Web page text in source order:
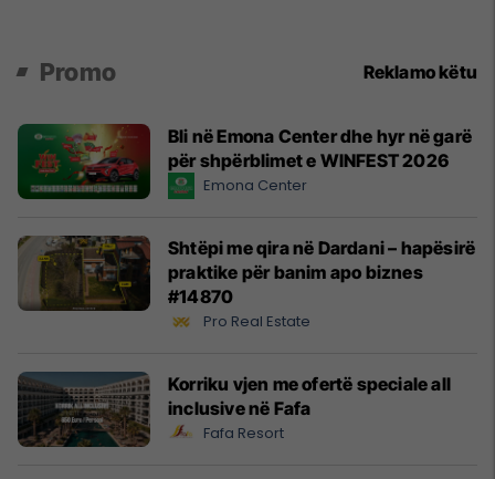
Promo Reklamo këtu
Bli në Emona Center dhe hyr në garë
për shpërblimet e WINFEST 2026
Emona Center
Shtëpi me qira në Dardani – hapësirë
praktike për banim apo biznes
#14870
Pro Real Estate
Korriku vjen me ofertë speciale all
inclusive në Fafa
Fafa Resort